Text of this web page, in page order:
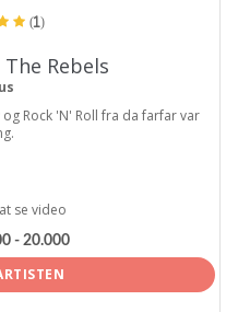
(1)
Rebels
Rock 'N' Roll fra da farfar var
se video
- 20.000